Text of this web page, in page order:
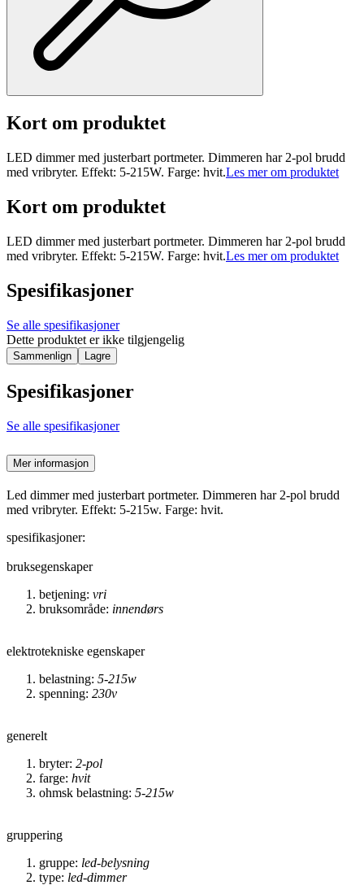
Kort om produktet
LED dimmer med justerbart portmeter. Dimmeren har 2-pol brudd
med vribryter. Effekt: 5-215W. Farge: hvit.Les mer om produktet
Kort om produktet
LED dimmer med justerbart portmeter. Dimmeren har 2-pol brudd
med vribryter. Effekt: 5-215W. Farge: hvit.Les mer om produktet
Spesifikasjoner
Se alle spesifikasjoner
Dette produktet er ikke tilgjengelig
Sammenlign Lagre
Spesifikasjoner
Se alle spesifikasjoner
Mer informasjon
Led dimmer med justerbart portmeter. Dimmeren har 2-pol brudd
med vribryter. Effekt: 5-215w. Farge: hvit.
spesifikasjoner:
bruksegenskaper
betjening: vri
bruksområde: innendørs
elektrotekniske egenskaper
belastning: 5-215w
spenning: 230v
generelt
bryter: 2-pol
farge: hvit
ohmsk belastning: 5-215w
gruppering
gruppe: led-belysning
type: led-dimmer